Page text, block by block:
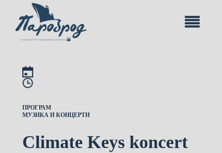
ПРОГРАМ
МУЗИКА И КОНЦЕРТИ
Climate Keys koncert